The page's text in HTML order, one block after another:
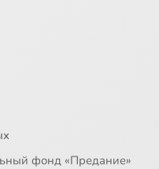
фонд «Предание»